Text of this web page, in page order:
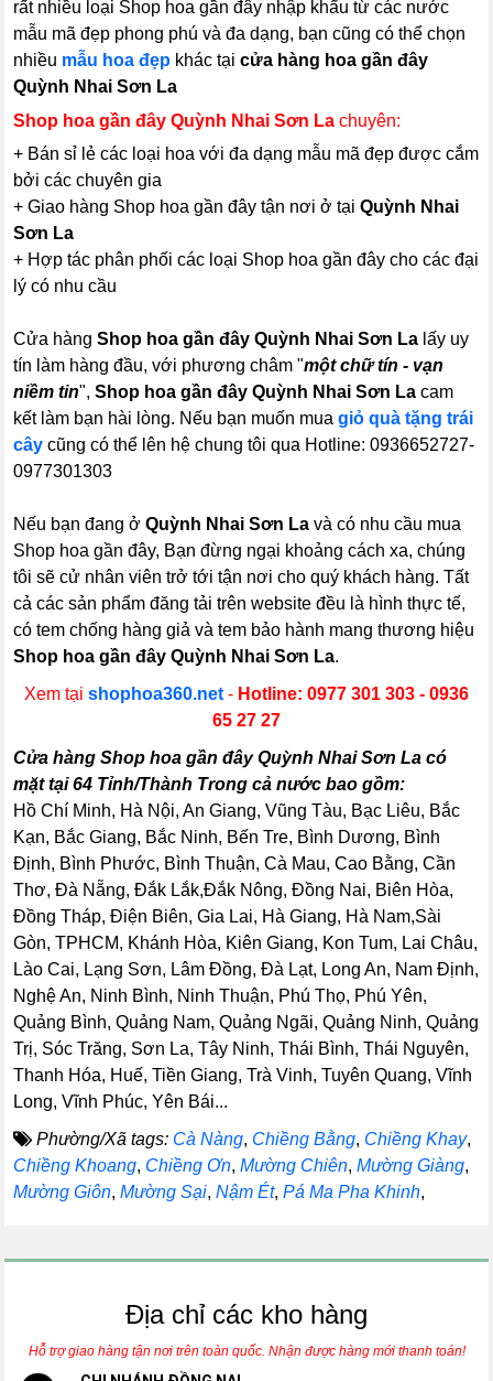
rất nhiều loại Shop hoa gần đây nhập khẩu từ các nước
mẫu mã đẹp phong phú và đa dạng, bạn cũng có thể chọn
nhiều mẫu hoa đẹp khác tạicửa hàng hoa gần đây
Quỳnh Nhai Sơn La
Shop hoa gần đây Quỳnh Nhai Sơn Lachuyên:
+ Bán sỉ lẻ các loại hoa với đa dạng mẫu mã đẹp được cắm
bởi các chuyên gia
+ Giao hàng Shop hoa gần đây tận nơi ở tạiQuỳnh Nhai
Sơn La
+ Hợp tác phân phối các loại Shop hoa gần đây cho các đại
lý có nhu cầu
Cửa hàngShop hoa gần đây Quỳnh Nhai Sơn La lấy uy
tín làm hàng đầu, với phương châm "một chữ tín - vạn
niềm tin",Shop hoa gần đây Quỳnh Nhai Sơn La cam
kết làm bạn hài lòng. Nếu bạn muốn muagiỏ quà tặng trái
cây cũng có thể lên hệ chung tôi qua Hotline: 0936652727-
0977301303
Nếu bạn đang ởQuỳnh Nhai Sơn La và có nhu cầu mua
Shop hoa gần đây, Bạn đừng ngại khoảng cách xa, chúng
tôi sẽ cử nhân viên trở tới tận nơi cho quý khách hàng. Tất
cả các sản phẩm đăng tải trên website đều là hình thực tế,
có tem chống hàng giả và tem bảo hành mang thương hiệu
Shop hoa gần đây Quỳnh Nhai Sơn La.
Xem tại shophoa360.net - Hotline: 0977 301 303 - 0936
65 27 27
Cửa hàng Shop hoa gần đây Quỳnh Nhai Sơn La có
mặt tại 64 Tỉnh/Thành Trong cả nước bao gồm:
Hồ Chí Minh, Hà Nội, An Giang, Vũng Tàu, Bạc Liêu, Bắc
Kạn, Bắc Giang, Bắc Ninh, Bến Tre, Bình Dương, Bình
Định, Bình Phước, Bình Thuận, Cà Mau, Cao Bằng, Cần
Thơ, Đà Nẵng, Đắk Lắk,Đắk Nông, Đồng Nai, Biên Hòa,
Đồng Tháp, Điện Biên, Gia Lai, Hà Giang, Hà Nam,Sài
Gòn, TPHCM, Khánh Hòa, Kiên Giang, Kon Tum, Lai Châu,
Lào Cai, Lạng Sơn, Lâm Đồng, Đà Lạt, Long An, Nam Định,
Nghệ An, Ninh Bình, Ninh Thuận, Phú Thọ, Phú Yên,
Quảng Bình, Quảng Nam, Quảng Ngãi, Quảng Ninh, Quảng
Trị, Sóc Trăng, Sơn La, Tây Ninh, Thái Bình, Thái Nguyên,
Thanh Hóa, Huế, Tiền Giang, Trà Vinh, Tuyên Quang, Vĩnh
Long, Vĩnh Phúc, Yên Bái...
Phường/Xã tags: Cà Nàng, Chiềng Bằng, Chiềng Khay,
Chiềng Khoang, Chiềng Ơn,Mường Chiên,Mường Giàng,
Mường Giôn,Mường Sại,Nậm Ét,Pá Ma Pha Khinh,
Địa chỉ các kho hàng
Hỗ trợ giao hàng tận nơi trên toàn quốc. Nhận được hàng mới thanh toán!